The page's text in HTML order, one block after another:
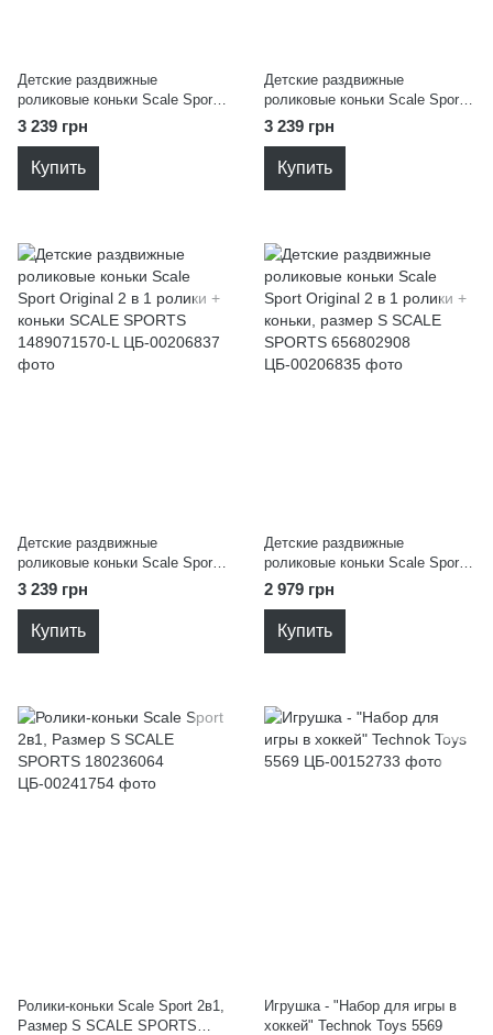
Детские раздвижные
роликовые коньки Scale Sport
Original 2 в 1 ролики + коньки
SCALE SPORTS 1564908596-S
3 239 грн
Купить
Детские раздвижные
роликовые коньки Scale Sport
Original 2 в 1 ролики + коньки
SCALE SPORTS 614500120-L
3 239 грн
Купить
Детские раздвижные
роликовые коньки Scale Sport
Original 2 в 1 ролики + коньки
SCALE SPORTS 1489071570-L
3 239 грн
Купить
Детские раздвижные
роликовые коньки Scale Sport
Original 2 в 1 ролики + коньки,
размер S SCALE SPORTS
656802908
2 979 грн
Купить
Ролики-коньки Scale Sport 2в1,
Размер S SCALE SPORTS
Игрушка - "Набор для игры в
хоккей" Technok Toys 5569